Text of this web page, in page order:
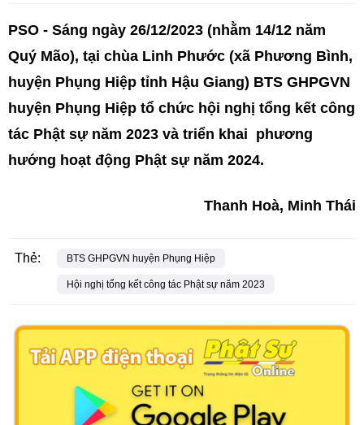
PSO - Sáng ngày 26/12/2023 (nhằm 14/12 năm
Quý Mão), tại chùa Linh Phước (xã Phương Bình,
huyện Phụng Hiệp tỉnh Hậu Giang) BTS GHPGVN
huyện Phụng Hiệp tổ chức hội nghị tổng kết công
tác Phật sự năm 2023 và triển khai phương
hướng hoạt động Phật sự năm 2024.
Thanh Hoà, Minh Thái
Thẻ: BTS GHPGVN huyện Phụng Hiệp
Hội nghị tổng kết công tác Phật sự năm 2023